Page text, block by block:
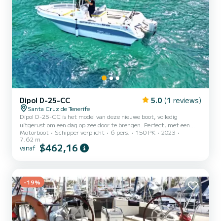
Dipol D-25-CC 5.0 (1 reviews)
Santa Cruz de Tenerife
Dipol D-25-CC is het model van deze nieuwe boot, volledig
uitgerust om een dag op zee door te brengen. Perfect, met een
capaciteit voor 6 passagiers plus schipper, zult u een onvergetelijke
dag doorbrengen met solarium, zwemtrap, luifel, duikbril,
koelkast. om uw drankjes erg koud te houden en, als u dat wilt,
Motorboot Schipper verplicht 6 pers. 150 PK
2023
7.62 m
vanaf $462,16
-19%